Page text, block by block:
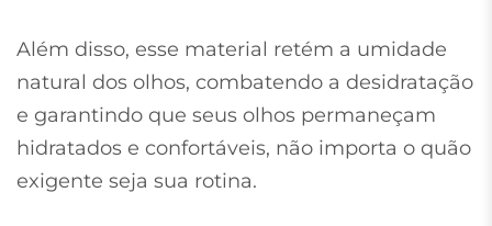
Além disso, esse material retém a umidade
natural dos olhos, combatendo a desidratação
e garantindo que seus olhos permaneçam
hidratados e confortáveis, não importa o quão
exigente seja sua rotina.